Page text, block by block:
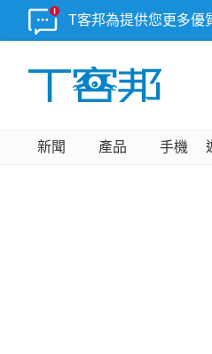
T客邦為提供您更多優
新聞 產品 手機